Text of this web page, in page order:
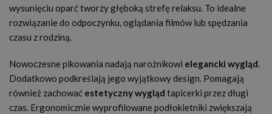
wysunięciu oparć tworzy głęboką strefę relaksu. To idealne
rozwiązanie do odpoczynku, oglądania filmów lub spędzania
czasu z rodziną.
Nowoczesne pikowania nadają narożnikowi elegancki wygląd.
Dodatkowo podkreślają jego wyjątkowy design. Pomagają
również zachować estetyczny wygląd tapicerki przez długi
czas. Ergonomicznie wyprofilowane podłokietniki zwiększają